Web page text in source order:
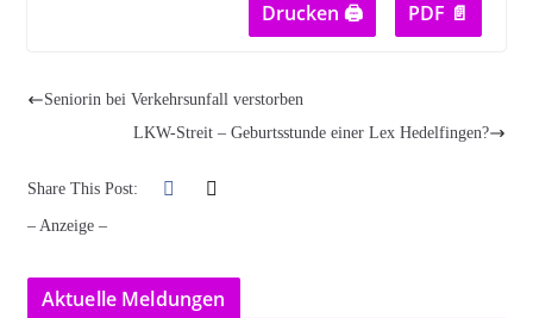
Drucken 🖨 PDF 📄
Seniorin bei Verkehrsunfall verstorben
LKW-Streit – Geburtsstunde einer Lex Hedelfingen?
Share This Post:
– Anzeige –
Aktuelle Meldungen